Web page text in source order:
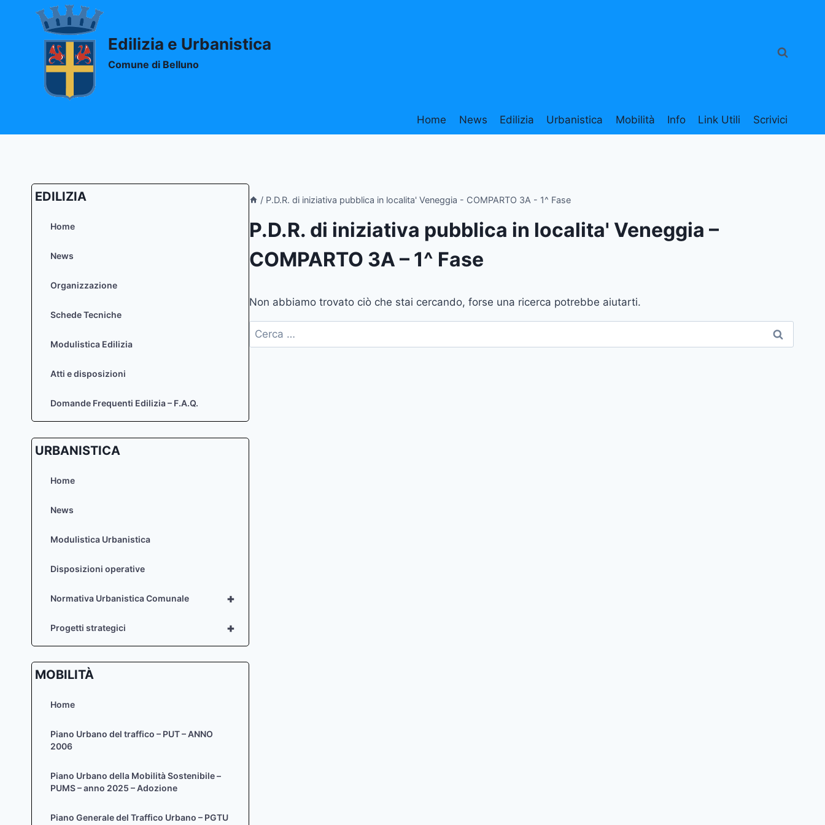
contenuto
Edilizia e Urbanistica
Comune di Belluno
Home News Edilizia Urbanistica Mobilità Info Link Utili Scrivici
/ P.D.R. di iniziativa pubblica in localita' Veneggia - COMPARTO 3A - 1^ Fase
P.D.R. di iniziativa pubblica in localita' Veneggia –
COMPARTO 3A – 1^ Fase
Non abbiamo trovato ciò che stai cercando, forse una ricerca potrebbe aiutarti.
Ricerca
per:
EDILIZIA
Home
News
Organizzazione
Schede Tecniche
Modulistica Edilizia
Atti e disposizioni
Domande Frequenti Edilizia – F.A.Q.
URBANISTICA
Home
News
Modulistica Urbanistica
Disposizioni operative
+
Normativa Urbanistica Comunale
+
Progetti strategici
MOBILITÀ
Home
Piano Urbano del traffico – PUT – ANNO
2006
Piano Urbano della Mobilità Sostenibile –
PUMS – anno 2025 – Adozione
Piano Generale del Traffico Urbano – PGTU